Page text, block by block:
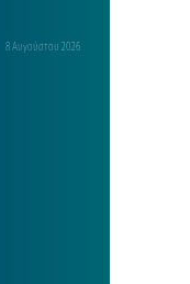
8 Αυγούστου 2026